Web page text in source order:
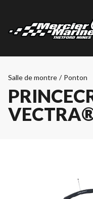
Salle de montre / Ponton